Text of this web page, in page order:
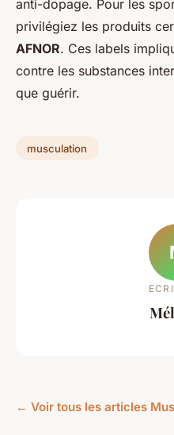
anti-dopage. Pour les
privilégiez les produits
AFNOR. Ces labels
contre les substances
que guérir.
musculation
← Voir tous les articles